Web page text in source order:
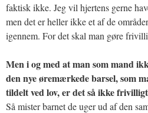
faktisk ikke. Jeg vil hjertens gerne
men det er heller ikke et af de
igennem. For det skal man gøre
Men i og med at man som mand
den nye øremærkede barsel, som
tildelt ved lov, er det så ikke
Så mister barnet de uger ud af den